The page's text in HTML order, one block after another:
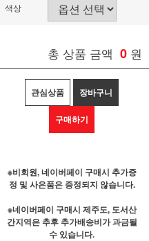
색상
총 상품 금액 0 원
관심상품 장바구니
구매하기
※비회원, 네이버페이 구매시 추가증
정 및 사은품은 증정되지 않습니다.
※네이버페이 구매시 제주도, 도서산
간지역은 추후 추가배송비가 과금될
수 있습니다.